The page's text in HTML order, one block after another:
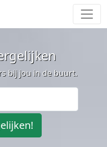
bij jou in de buurt.